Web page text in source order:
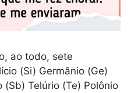
ao todo, sete
(Si) Germânio (Ge)
Telúrio (Te) Polônio